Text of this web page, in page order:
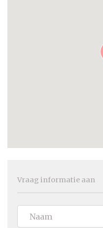
Vraag informatie aan